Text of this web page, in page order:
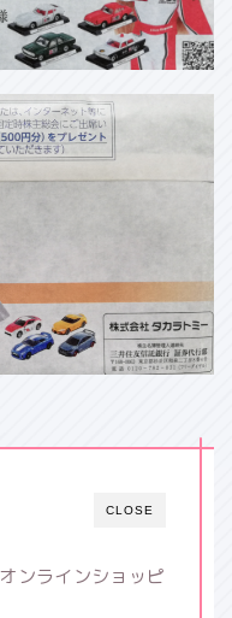
CLOSE
ンラインショッピ